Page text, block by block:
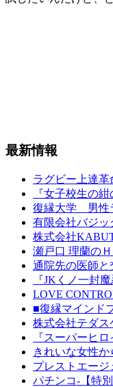
最新情報
ラグビー上達
『女子校生の
復縁大学 男性
有限会社バジッ
株式会社
瀬戸口 理蘭の
通院先の医師
『JKくノ一封
LOVE
■復縁マインド
株式会社テダ
『スーパーヒ
きれいな女性
プレストエー
パチンコ-【特